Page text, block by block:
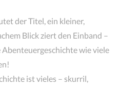
der Titel, ein kleiner,
Blick ziert den Einband –
wie viele
ist vieles – skurril,